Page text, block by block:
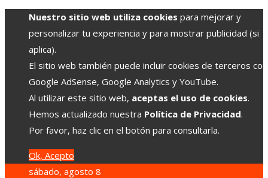
Nuestro sitio web utiliza cookies para mejorar y
personalizar tu experiencia y para mostrar publicidad (si
aplica).
El sitio web también puede incluir cookies de terceros
Google AdSense, Google Analytics y YouTube.
Al utilizar este sitio web, aceptas el uso de cookies.
Hemos actualizado nuestra Política de Privacidad.
Por favor, haz clic en el botón para consultarla.
Ok, Acepto
sábado, agosto 8